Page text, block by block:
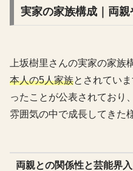
実家の家族構成｜両
上坂樹里さんの実家の家族
本人の5人家族とされてい
ったことが公表されており
雰囲気の中で成長してきた
両親との関係性と芸能界